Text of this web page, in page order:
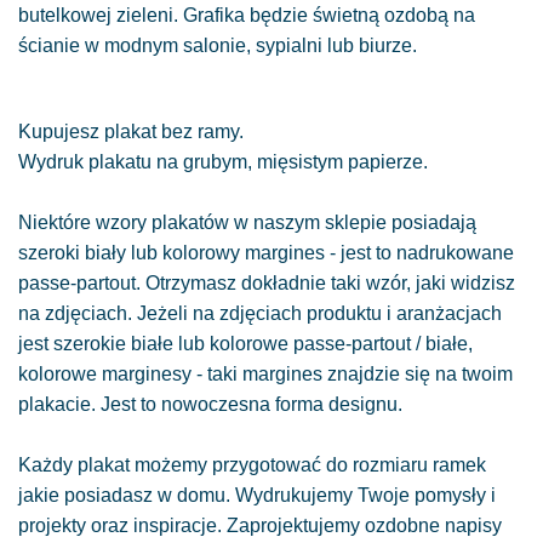
butelkowej zieleni. Grafika będzie świetną ozdobą na
ścianie w modnym salonie, sypialni lub biurze.
Kupujesz plakat bez ramy.
Wydruk plakatu na grubym, mięsistym papierze.
Niektóre wzory plakatów w naszym sklepie posiadają
szeroki biały lub kolorowy margines - jest to nadrukowane
passe-partout. Otrzymasz dokładnie taki wzór, jaki widzisz
na zdjęciach. Jeżeli na zdjęciach produktu i aranżacjach
jest szerokie białe lub kolorowe passe-partout / białe,
kolorowe marginesy - taki margines znajdzie się na twoim
plakacie. Jest to nowoczesna forma designu.
Każdy plakat możemy przygotować do rozmiaru ramek
jakie posiadasz w domu. Wydrukujemy Twoje pomysły i
projekty oraz inspiracje. Zaprojektujemy ozdobne napisy